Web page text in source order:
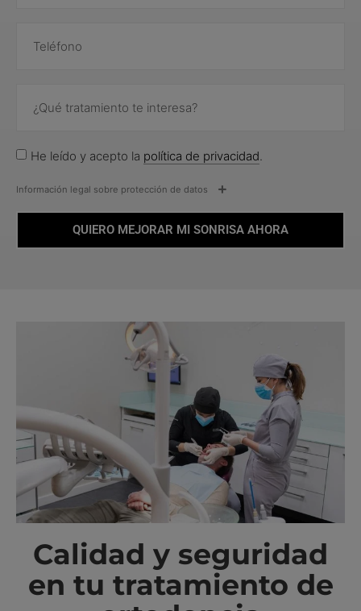
He leído y acepto la política de privacidad.
Información legal sobre protección de datos
QUIERO MEJORAR MI SONRISA AHORA
Calidad y seguridad
en tu tratamiento de